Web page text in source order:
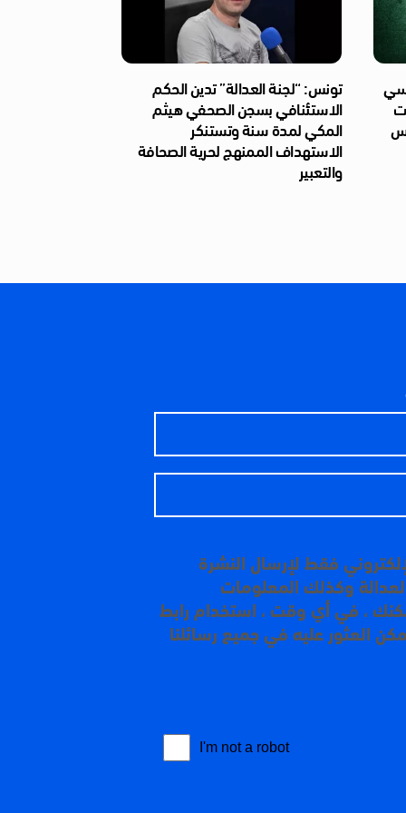
تونس: “لجنة العدالة” تدين الحكم
الاستئنافي بسجن الصحفي هيثم
المكي لمدة سنة وتستنكر
الاستهداف الممنهج لحرية الصحافة
والتعبير
فقط لإرسال النشرة
وكذلك المعلومات
، في أي وقت ، استخدام رابط
العثور عليه في جميع رسائلنا